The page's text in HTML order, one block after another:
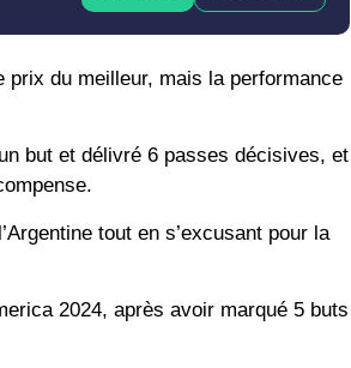
prix du meilleur, mais la performance
but et délivré 6 passes décisives, et
tout en s’excusant pour la
2024, après avoir marqué 5 buts